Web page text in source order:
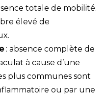
totale de mobilité.
élevé de
: absence complète de
à cause d’une
plus communes sont
ou par une